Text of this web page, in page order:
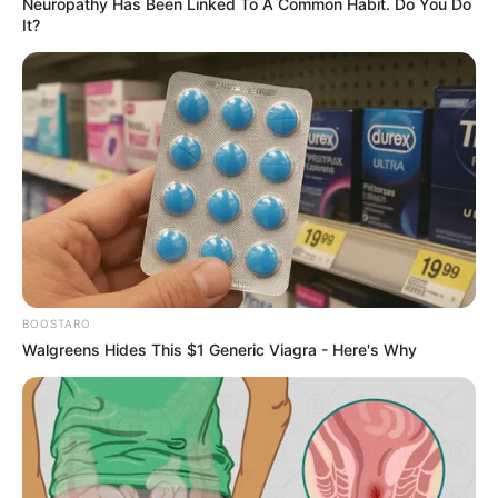
Neuropathy Has Been Linked To A Common Habit. Do You Do
It?
BOOSTARO
Walgreens Hides This $1 Generic Viagra - Here's Why